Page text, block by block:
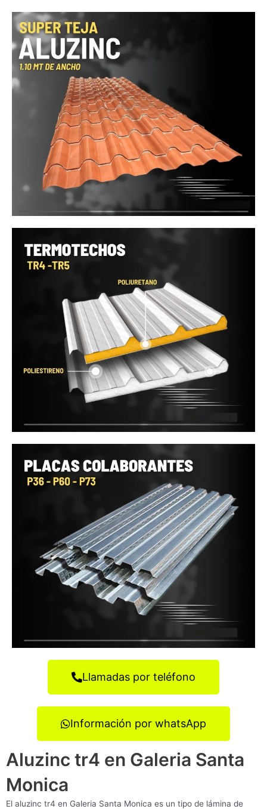
Llamadas por teléfono
Información por whatsApp
Aluzinc tr4 en Galeria Santa
Monica
El aluzinc tr4 en Galeria Santa Monica es un tipo de lámina de